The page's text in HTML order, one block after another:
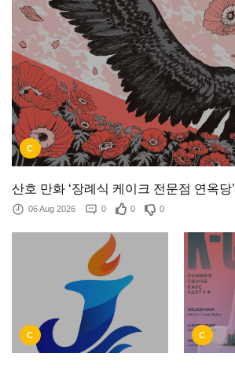
C
산호 만화 ‘장례식 케이크 전문점 연옥당’
06 Aug 2026 0 0 0
C C